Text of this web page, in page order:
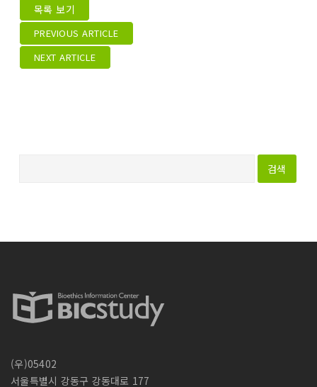
목록 보기
PREVIOUS ARTICLE
NEXT ARTICLE
(우)05402
서울특별시 강동구 강동대로 177